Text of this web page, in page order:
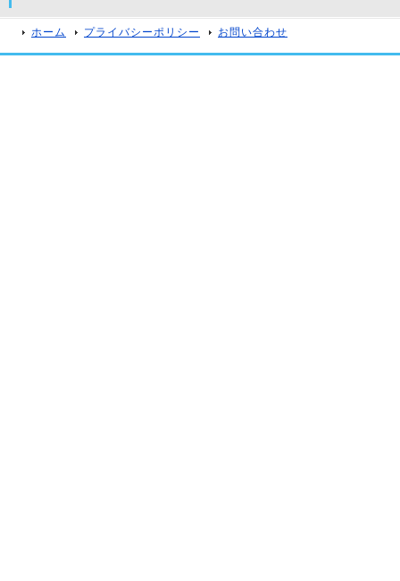
ホーム プライバシーポリシー お問い合わせ